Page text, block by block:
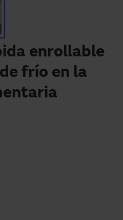
enrollable
frío en la